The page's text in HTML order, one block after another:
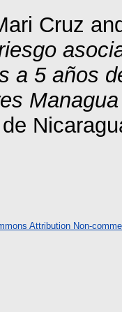
Cruz
a 5 años
Attribution Non-